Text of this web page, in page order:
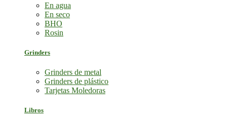
En agua
En seco
BHO
Rosin
Grinders
Grinders de metal
Grinders de plástico
Tarjetas Moledoras
Libros